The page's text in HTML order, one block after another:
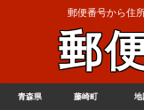
郵便番号から住
郵
青森県 藤崎町 地